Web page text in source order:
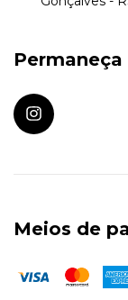
Meios de